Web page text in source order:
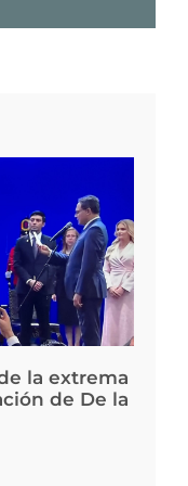
la extrema
de De la